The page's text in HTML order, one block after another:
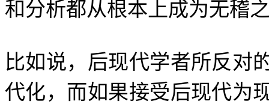
和分析都从根本上成为无稽
比如说，后现代学者所反对
代化，而如果接受后现代为